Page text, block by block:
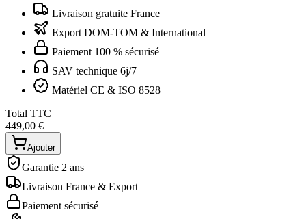
Livraison gratuite France
Export DOM-TOM & International
Paiement 100 % sécurisé
SAV technique 6j/7
Matériel CE & ISO 8528
Total TTC
449,00 €
Ajouter
Garantie 2 ans
Livraison France & Export
Paiement sécurisé